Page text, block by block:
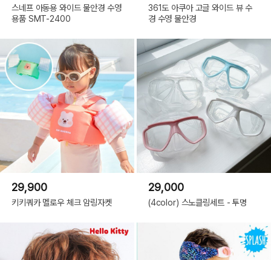
스네프 아동용 와이드 물안경 수영
용품 SMT-2400
361도 아쿠아 고글 와이드 뷰 수
경 수영 물안경
29,900
키키쿼카 멜로우 체크 암링자켓
29,000
(4color) 스노클링세트 - 투명